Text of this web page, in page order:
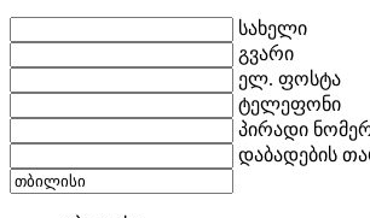
სახელი
გვარი
ელ. ფოსტა
ტელეფონი
პირადი
დაბადების